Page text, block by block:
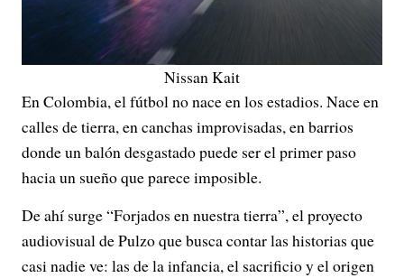
Nissan Kait
En Colombia, el fútbol no nace en los estadios. Nace en
calles de tierra, en canchas improvisadas, en barrios
donde un balón desgastado puede ser el primer paso
hacia un sueño que parece imposible.
De ahí surge “Forjados en nuestra tierra”, el proyecto
audiovisual de Pulzo que busca contar las historias que
casi nadie ve: las de la infancia, el sacrificio y el origen